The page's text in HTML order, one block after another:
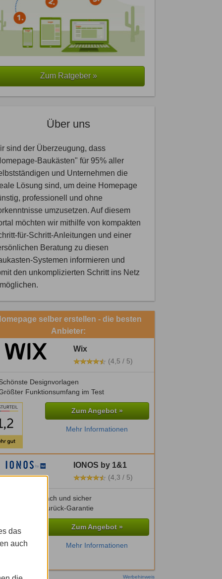
das
auch
Zum Ratgeber »
Über uns
sind der Überzeugung, dass
Baukästen" für 95% aller
und Unternehmen die
Lösung sind, um deine Homepage
professionell und ohne
umzusetzen. Auf diesem
möchten wir mithilfe von kompakten
für-Schritt-Anleitungen und einer
Beratung zu diesen
Systemen informieren und
den unkomplizierten Schritt ins Netz
selber erstellen - die besten
Anbieter:
Wix
(4,5 / 5)
Designvorlagen
Funktionsumfang im Test
Zum Angebot »
Mehr Informationen
IONOS by 1&1
(4,3 / 5)
Besonders einfach und sicher
30 Tage Geld-zurück-Garantie
Zum Angebot »
Mehr Informationen
Werbehinweis